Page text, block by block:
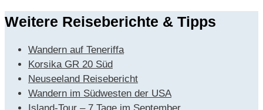
Weitere Reiseberichte & Tipps
Wandern auf Teneriffa
Korsika GR 20 Süd
Neuseeland Reisebericht
Wandern im Südwesten der USA